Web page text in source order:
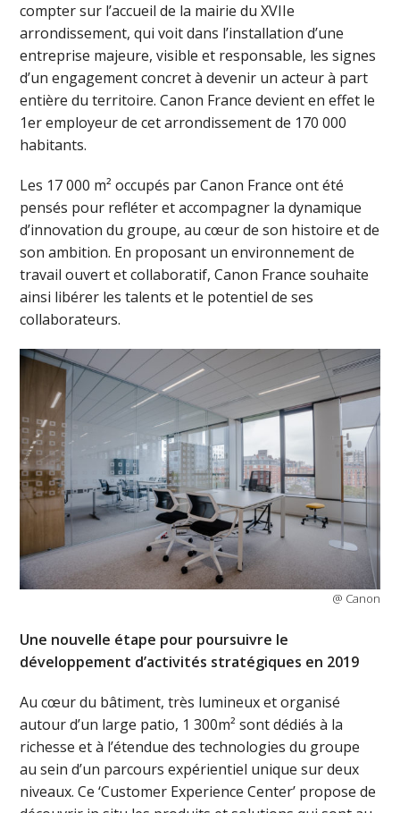
compter sur l’accueil de la mairie du XVIIe
arrondissement, qui voit dans l’installation d’une
entreprise majeure, visible et responsable, les signes
d’un engagement concret à devenir un acteur à part
entière du territoire. Canon France devient en effet le
1er employeur de cet arrondissement de 170 000
habitants.
Les 17 000 m² occupés par Canon France ont été
pensés pour refléter et accompagner la dynamique
d’innovation du groupe, au cœur de son histoire et de
son ambition. En proposant un environnement de
travail ouvert et collaboratif, Canon France souhaite
ainsi libérer les talents et le potentiel de ses
collaborateurs.
@ Canon
Une nouvelle étape pour poursuivre le
développement d’activités stratégiques en 2019
Au cœur du bâtiment, très lumineux et organisé
autour d’un large patio, 1 300m² sont dédiés à la
richesse et à l’étendue des technologies du groupe
au sein d’un parcours expérientiel unique sur deux
niveaux. Ce ‘Customer Experience Center’ propose de